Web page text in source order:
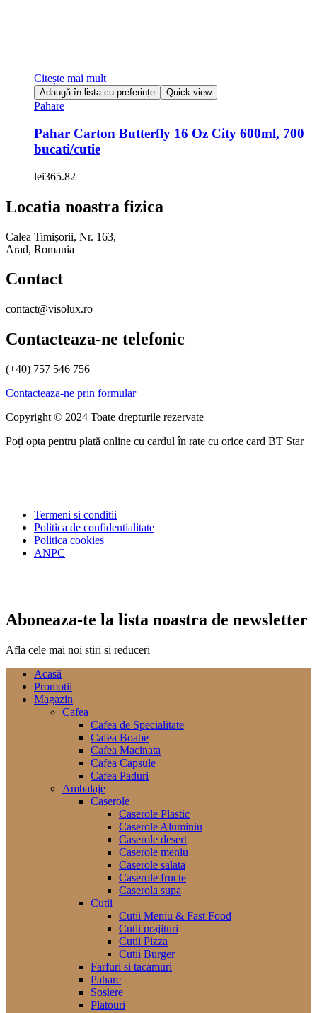
Citește mai mult
Adaugă în lista cu preferințe Quick view
Pahare
Pahar Carton Butterfly 16 Oz City 600ml, 700
bucati/cutie
lei365.82
Locatia noastra fizica
Calea Timișorii, Nr. 163,
Arad, Romania
Contact
contact@visolux.ro
Contacteaza-ne telefonic
(+40) 757 546 756
Contacteaza-ne prin formular
Copyright © 2024 Toate drepturile rezervate
Poți opta pentru plată online cu cardul în rate cu orice card BT Star
Termeni si conditii
Politica de confidentialitate
Politica cookies
ANPC
Aboneaza-te la lista noastra de newsletter
Afla cele mai noi stiri si reduceri
Acasă
Promotii
Magazin
Cafea
Cafea de Specialitate
Cafea Boabe
Cafea Macinata
Cafea Capsule
Cafea Paduri
Ambalaje
Caserole
Caserole Plastic
Caserole Aluminiu
Caserole desert
Caserole meniu
Caserole salata
Caserole fructe
Caserola supa
Cutii
Cutii Meniu & Fast Food
Cutii prajituri
Cutii Pizza
Cutii Burger
Farfuri si tacamuri
Pahare
Sosiere
Platouri